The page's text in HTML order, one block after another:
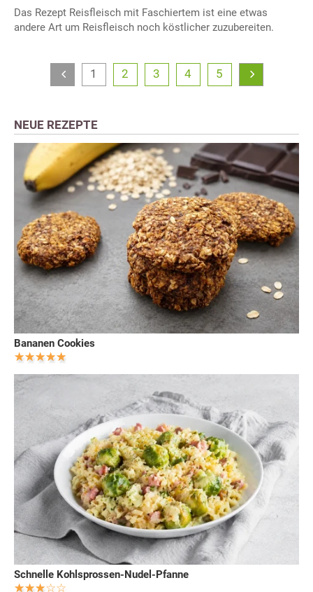
Das Rezept Reisfleisch mit Faschiertem ist eine etwas
andere Art um Reisfleisch noch köstlicher zuzubereiten.
1 2 3 4 5
NEUE REZEPTE
Bananen Cookies
Schnelle Kohlsprossen-Nudel-Pfanne